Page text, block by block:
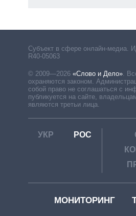
Субъект в сфере онлайн-медиа.
R40-05063
© 2009—2026 «Слово и Дело»
охраняются законом.
собой право не соглашаться с
публикуется на сайте,
являются третьи лица.
УКР РОС
МОНИТОРИНГ